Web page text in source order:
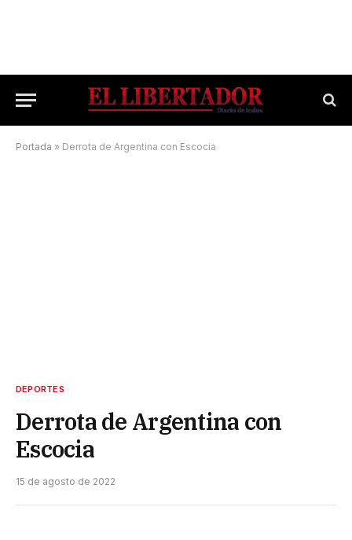
Portada » Derrota de Argentina con Escocia
DEPORTES
Derrota de Argentina con
Escocia
15 de agosto de 2022